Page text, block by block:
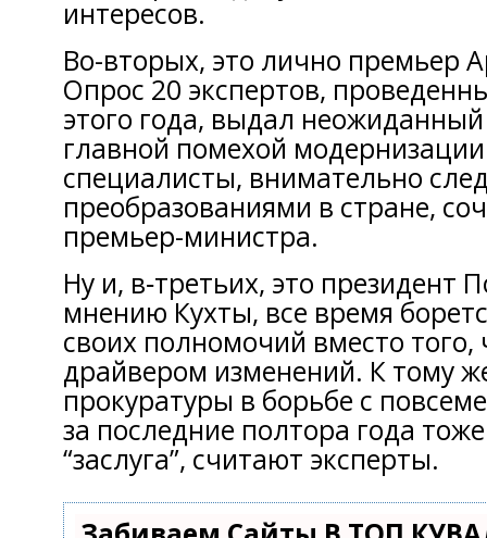
интересов.
Во-вторых, это лично премьер
Опрос 20 экспертов,
этого года, выдал
главной помехой
специалисты, внимательно
преобразованиями в стране,
премьер-министра.
Ну и, в‑третьих, это президент
мнению Кухты, все время
своих полномочий вместо
драйвером изменений. К тому
прокуратуры в борьбе с
за последние полтора года
“заслуга”, считают эксперты.